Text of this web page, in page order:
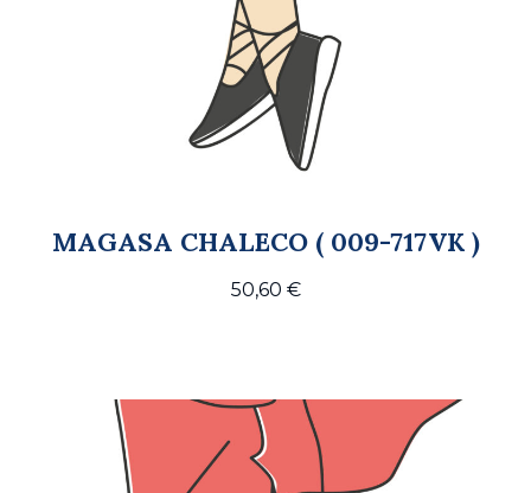
MAGASA CHALECO ( 009-717VK )
50,60 €